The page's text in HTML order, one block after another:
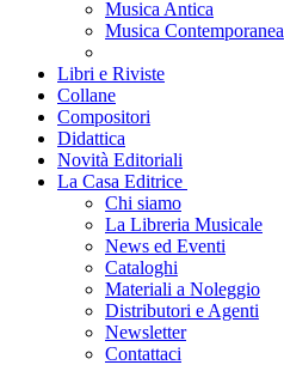
Musica Antica
Musica Contemporanea
Libri e Riviste
Collane
Compositori
Didattica
Novità Editoriali
La Casa Editrice
Chi siamo
La Libreria Musicale
News ed Eventi
Cataloghi
Materiali a Noleggio
Distributori e Agenti
Newsletter
Contattaci